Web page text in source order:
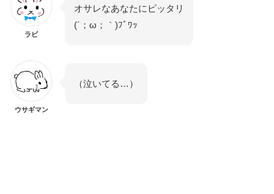
ラビ
オサレなあなたにピッタリ
(´；ω；｀)ﾌﾞﾜｯ
ウサギマン
（泣いてる…）